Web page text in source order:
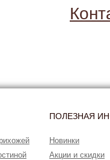
ПОЛЕЗНАЯ
Новинки
Акции и скидки